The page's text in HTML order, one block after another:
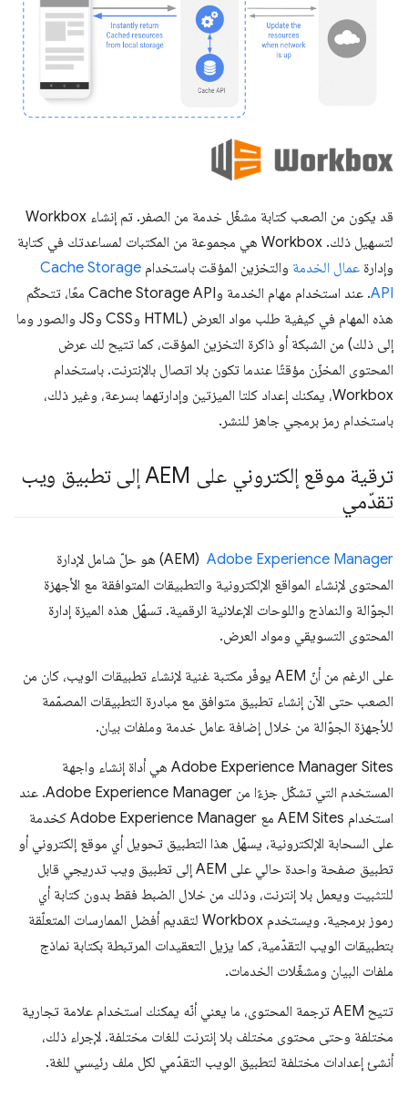
قد يكون من الصعب كتابة مشغّل خدمة من الصفر. تم إنشاء Workbox
لتسهيل ذلك. ‫Workbox هي مجموعة من المكتبات لمساعدتك في كتابة
وإدارة عمال الخدمة والتخزين المؤقت باستخدام Cache Storage
API
. عند استخدام مهام الخدمة وCache Storage API معًا، تتحكّم
هذه المهام في كيفية طلب مواد العرض (HTML وCSS وJS والصور وما
إلى ذلك) من الشبكة أو ذاكرة التخزين المؤقت، كما تتيح لك عرض
المحتوى المخزّن مؤقتًا عندما تكون بلا اتصال بالإنترنت. باستخدام
Workbox، يمكنك إعداد كلتا الميزتين وإدارتهما بسرعة، وغير ذلك،
باستخدام رمز برمجي جاهز للنشر.
ترقية موقع إلكتروني على AEM إلى تطبيق ويب
تقدّمي
Adobe Experience Manager
‏ (AEM) هو حلّ شامل لإدارة
المحتوى لإنشاء المواقع الإلكترونية والتطبيقات المتوافقة مع الأجهزة
الجوّالة والنماذج واللوحات الإعلانية الرقمية. تسهّل هذه الميزة إدارة
المحتوى التسويقي ومواد العرض.
على الرغم من أنّ AEM يوفّر مكتبة غنية لإنشاء تطبيقات الويب، كان من
الصعب حتى الآن إنشاء تطبيق متوافق مع مبادرة التطبيقات المصمّمة
للأجهزة الجوّالة من خلال إضافة عامل خدمة وملفات بيان.
‫Adobe Experience Manager Sites هي أداة إنشاء واجهة
المستخدم التي تشكّل جزءًا من Adobe Experience Manager. عند
استخدام AEM Sites مع Adobe Experience Manager كخدمة
على السحابة الإلكترونية، يسهّل هذا التطبيق تحويل أي موقع إلكتروني أو
تطبيق صفحة واحدة حالي على AEM إلى تطبيق ويب تدريجي قابل
للتثبيت ويعمل بلا إنترنت، وذلك من خلال الضبط فقط بدون كتابة أي
رموز برمجية. ويستخدم Workbox لتقديم أفضل الممارسات المتعلّقة
بتطبيقات الويب التقدّمية، كما يزيل التعقيدات المرتبطة بكتابة نماذج
ملفات البيان ومشغّلات الخدمات.
تتيح AEM ترجمة المحتوى، ما يعني أنّه يمكنك استخدام علامة تجارية
مختلفة وحتى محتوى مختلف بلا إنترنت للغات مختلفة. لإجراء ذلك،
أنشئ إعدادات مختلفة لتطبيق الويب التقدّمي لكل ملف رئيسي للغة.